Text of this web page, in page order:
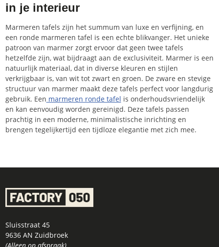
in je interieur
Marmeren tafels zijn het summum van luxe en verfijning, en
een ronde marmeren tafel is een echte blikvanger. Het unieke
patroon van marmer zorgt ervoor dat geen twee tafels
hetzelfde zijn, wat bijdraagt aan de exclusiviteit. Marmer is een
natuurlijk materiaal, dat in diverse kleuren en stijlen
verkrijgbaar is, van wit tot zwart en groen. De zware en stevige
structuur van marmer maakt deze tafels perfect voor langdurig
gebruik. Een marmeren ronde tafel is onderhoudsvriendelijk
en kan eenvoudig worden gereinigd. Deze tafels passen
prachtig in een moderne, minimalistische inrichting en
brengen tegelijkertijd een tijdloze elegantie met zich mee.
Sluisstraat 45
9636 AN Zuidbroek
(Alleen op afspraak)